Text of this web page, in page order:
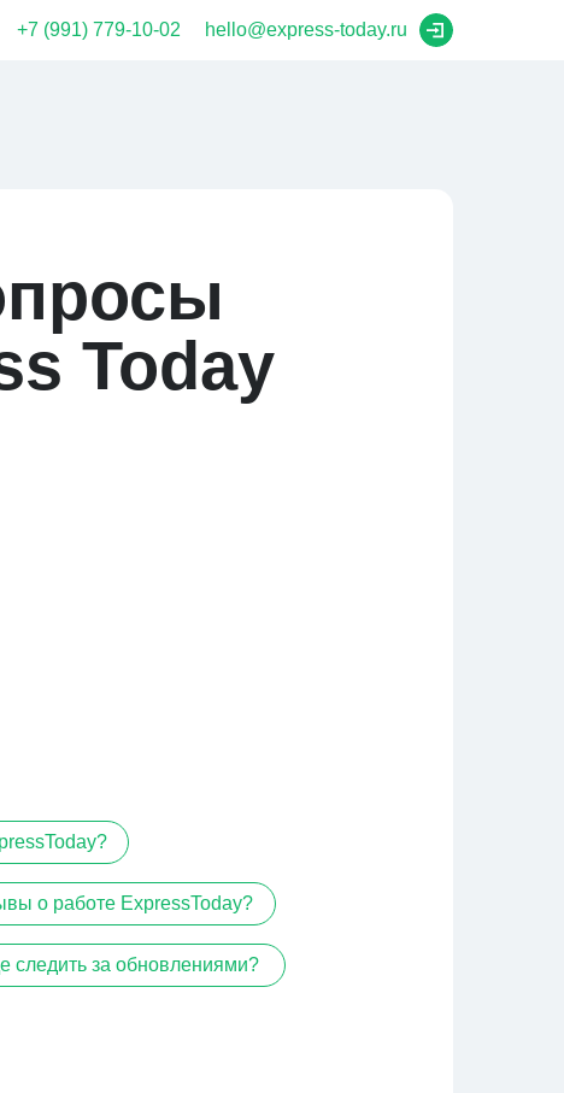
+7 (991) 779-10-02 hello@express-today.ru
Today
следить за обновлениями?
о работе ExpressToday?